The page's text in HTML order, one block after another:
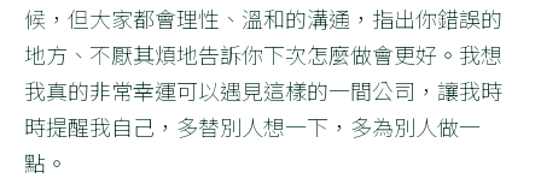
候，但大家都會理性、溫和的溝通，指出你錯誤的
地方、不厭其煩地告訴你下次怎麼做會更好。我想
我真的非常幸運可以遇見這樣的一間公司，讓我時
時提醒我自己，多替別人想一下，多為別人做一
點。